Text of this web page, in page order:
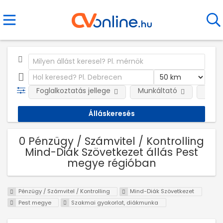
Foglalkoztatás jellege Munkáltató
0 Pénzügy / Számvitel / Kontrolling
Mind-Diák Szövetkezet állás Pest
megye régióban
Pénzügy / Számvitel / Kontrolling
Mind-Diák Szövetkezet
Pest megye
Szakmai gyakorlat, diákmunka